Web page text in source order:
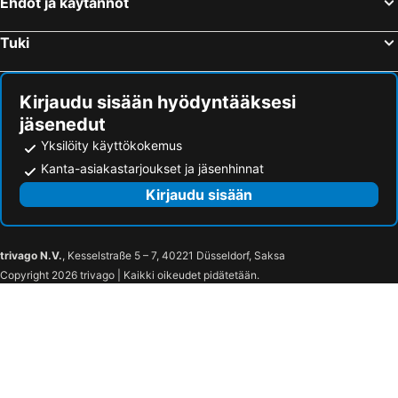
Tuki
Kirjaudu sisään hyödyntääksesi
jäsenedut
Yksilöity käyttökokemus
Kanta-asiakastarjoukset ja jäsenhinnat
Kirjaudu sisään
trivago N.V., Kesselstraße 5 – 7, 40221 Düsseldorf, Saksa
Copyright 2026 trivago | Kaikki oikeudet pidätetään.